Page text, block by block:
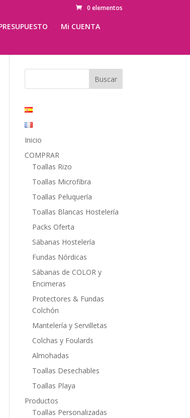
0 elementos
Mi CUENTA
Inicio
COMPRAR
Toallas Rizo
Toallas Microfibra
Toallas Peluquería
Toallas Blancas Hostelería
Packs Oferta
Sábanas Hostelería
Fundas Nórdicas
Sábanas de COLOR y
Encimeras
Protectores & Fundas
Colchón
Mantelería y Servilletas
Colchas y Foulards
Almohadas
Toallas Desechables
Toallas Playa
Productos
Toallas Personalizadas